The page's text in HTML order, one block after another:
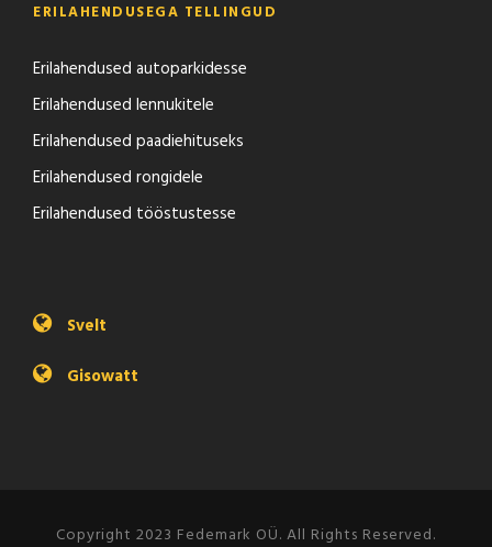
ERILAHENDUSEGA TELLINGUD
Erilahendused autoparkidesse
Erilahendused lennukitele
Erilahendused paadiehituseks
Erilahendused rongidele
Erilahendused tööstustesse
Svelt
Gisowatt
Copyright 2023 Fedemark OÜ. All Rights Reserved.